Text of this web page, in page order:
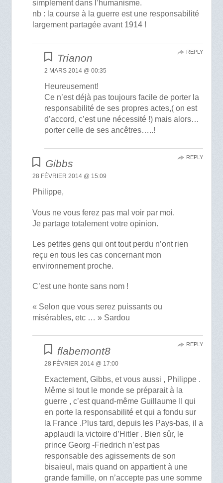
simplement dans l’humanisme.
nb : la course à la guerre est une responsabilité
largement partagée avant 1914 !
Trianon
2 MARS 2014 @ 00:35
Heureusement!
Ce n’est déjà pas toujours facile de porter la
responsabilité de ses propres actes,( on est
d’accord, c’est une nécessité !) mais alors…
porter celle de ses ancêtres…..!
REPLY
Gibbs
28 FÉVRIER 2014 @ 15:09
Philippe,
Vous ne vous ferez pas mal voir par moi.
Je partage totalement votre opinion.
Les petites gens qui ont tout perdu n’ont rien
reçu en tous les cas concernant mon
environnement proche.
C’est une honte sans nom !
« Selon que vous serez puissants ou
misérables, etc … » Sardou
REPLY
flabemont8
28 FÉVRIER 2014 @ 17:00
Exactement, Gibbs, et vous aussi , Philippe .
Même si tout le monde se préparait à la
guerre , c’est quand-même Guillaume II qui
en porte la responsabilité et qui a fondu sur
la France .Plus tard, depuis les Pays-bas, il a
applaudi la victoire d’Hitler . Bien sûr, le
prince Georg -Friedrich n’est pas
responsable des agissements de son
bisaieul, mais quand on appartient à une
grande famille, on n’accepte pas une somme
REPLY